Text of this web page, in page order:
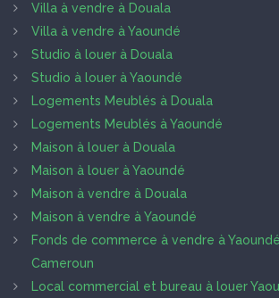
Villa à vendre à Douala
Villa à vendre à Yaoundé
Studio à louer à Douala
Studio à louer à Yaoundé
Logements Meublés à Douala
Logements Meublés à Yaoundé
Maison à louer à Douala
Maison à louer à Yaoundé
Maison à vendre à Douala
Maison à vendre à Yaoundé
Fonds de commerce à vendre à
Cameroun
Local commercial et bureau à louer